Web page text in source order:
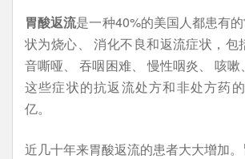
胃酸返流是一种40%的美国人都患有
状为烧心、 消化不良和返流症状，包
音嘶哑、 吞咽困难、 慢性咽炎、 咳
这些症状的抗返流处方和非处方药
亿。
近几十年来胃酸返流的患者大大增加。